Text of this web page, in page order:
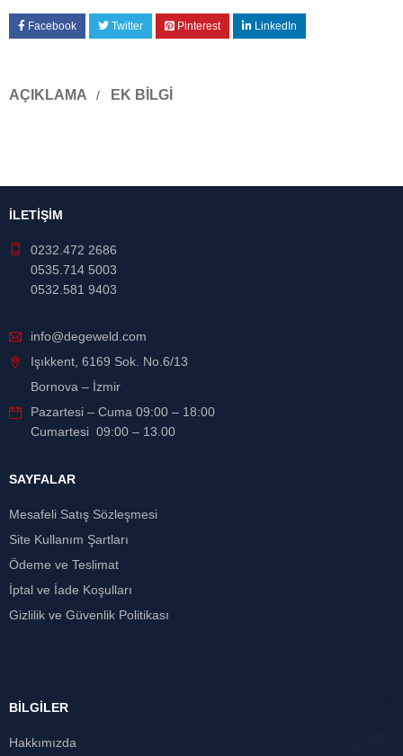
Facebook Twitter Pinterest LinkedIn
AÇIKLAMA EK BILGI
İLETİŞİM
0232.472 2686
0535.714 5003
0532.581 9403
info@degeweld.com
Işıkkent, 6169 Sok. No.6/13
Bornova – İzmir
Pazartesi – Cuma 09:00 – 18:00
Cumartesi 09:00 – 13.00
SAYFALAR
Mesafeli Satış Sözleşmesi
Site Kullanım Şartları
Ödeme ve Teslimat
İptal ve İade Koşulları
Gizlilik ve Güvenlik Politikası
BİLGİLER
Hakkımızda